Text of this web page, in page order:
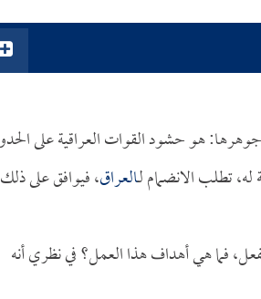
هو حشود القوات العراقية على
تطلب الانضمام لـالعراق، فيوافق على
فما هي أهداف هذا العمل؟ في نظري أنه